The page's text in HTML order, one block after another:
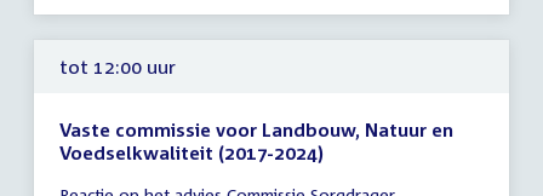
uur
tot 12:00 uur
Vaste commissie voor Landbouw, Natuur en
Voedselkwaliteit (2017-2024)